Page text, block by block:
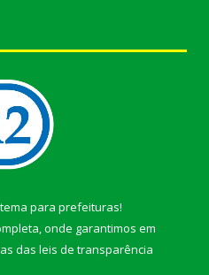
para prefeituras!
onde garantimos em
das leis de transparência